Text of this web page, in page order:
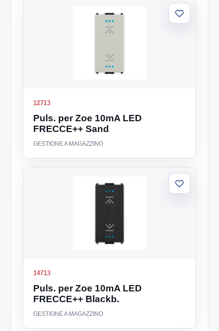
12713
Puls. per Zoe 10mA LED
FRECCE++ Sand
GESTIONE A MAGAZZINO
Aggiungi
alla
14713
Puls. per Zoe 10mA LED
FRECCE++ Blackb.
GESTIONE A MAGAZZINO
Aggiungi
alla